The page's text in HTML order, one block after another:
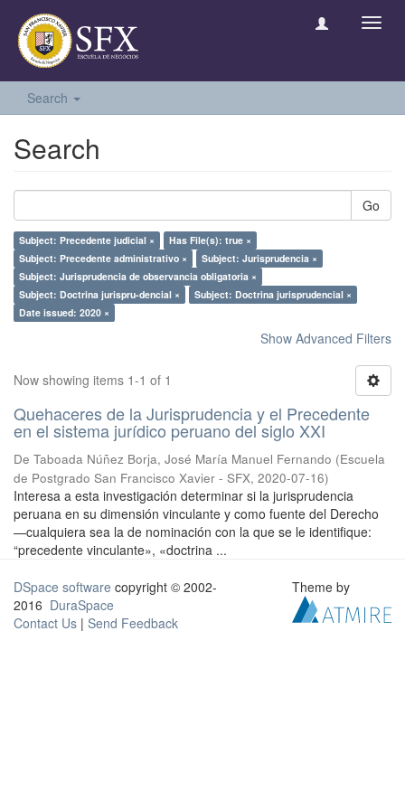
Search
Search
Go
Subject: Precedente judicial ×
Has File(s): true ×
Subject: Precedente administrativo ×
Subject: Jurisprudencia ×
Subject: Jurisprudencia de observancia obligatoria ×
Subject: Doctrina jurispru-dencial ×
Subject: Doctrina jurisprudencial ×
Date issued: 2020 ×
Show Advanced Filters
Now showing items 1-1 of 1
Quehaceres de la Jurisprudencia y el Precedente
en el sistema jurídico peruano del siglo XXI
De Taboada Núñez Borja, José María Manuel Fernando (Escuela
de Postgrado San Francisco Xavier - SFX, 2020-07-16)
Interesa a esta investigación determinar si la jurisprudencia
peruana en su dimensión vinculante y como fuente del Derecho
—cualquiera sea la de nominación con la que se le identifique:
“precedente vinculante», «doctrina ...
DSpace software copyright © 2002-
2016 DuraSpace
Contact Us | Send Feedback
Theme by